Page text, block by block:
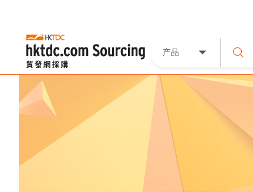
产品